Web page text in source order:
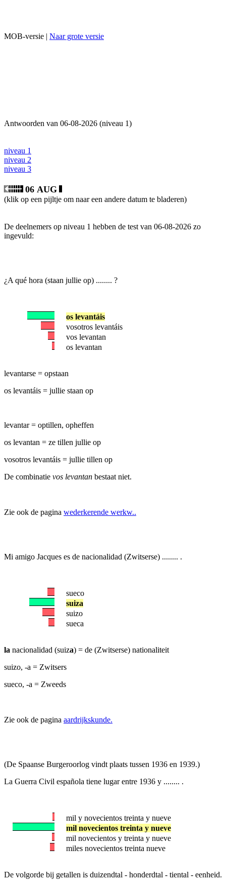
MOB-versie | Naar grote versie
Antwoorden van 06-08-2026 (niveau 1)
niveau 1
niveau 2
niveau 3
06 AUG
(klik op een pijltje om naar een andere datum te bladeren)
De deelnemers op niveau 1 hebben de test van 06-08-2026 zo
ingevuld:
¿A qué hora (staan jullie op) ........ ?
os levantáis
vosotros levantáis
vos levantan
os levantan
levantarse = opstaan
os levantáis = jullie staan op
levantar = optillen, opheffen
os levantan = ze tillen jullie op
vosotros levantáis = jullie tillen op
De combinatie vos levantan bestaat niet.
Zie ook de pagina wederkerende werkw..
Mi amigo Jacques es de nacionalidad (Zwitserse) ........ .
sueco
suiza
suizo
sueca
la nacionalidad (suiza) = de (Zwitserse) nationaliteit
suizo, -a = Zwitsers
sueco, -a = Zweeds
Zie ook de pagina aardrijkskunde.
(De Spaanse Burgeroorlog vindt plaats tussen 1936 en 1939.)
La Guerra Civil española tiene lugar entre 1936 y ........ .
mil y novecientos treinta y nueve
mil novecientos treinta y nueve
mil novecientos y treinta y nueve
miles novecientos treinta nueve
De volgorde bij getallen is duizendtal - honderdtal - tiental - eenheid.